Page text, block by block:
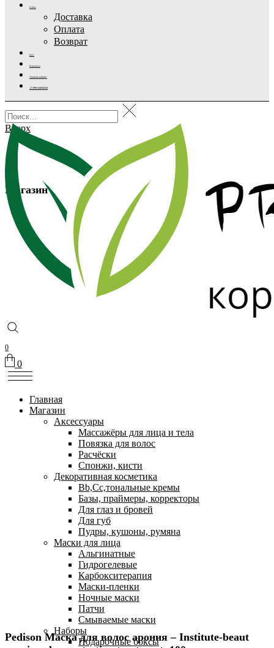
О Нас
Доставка
Оплата
Возврат
Блог
Контакты
Личный кабинет
+7 (995) 502-42-42
0
0
Главная
Магазин
Аксессуары
Массажёры для лица и тела
Повязка для волос
Расчёски
Спонжи, кисти
Декоративная косметика
Bb,Cc,тональные кремы
Базы, праймеры, корректоры
Для глаз и бровей
Для губ
Пудры, кушоны, румяна
Маски для лица
Альгинатные
Гидрогелевые
Карбокситерапия
Маски-пленки
Ночные маски
Патчи
Смываемые маски
Наборы
Подарочные боксы
Вверх
Магазин
Pedison Маска для волос арония – Institute-beaut